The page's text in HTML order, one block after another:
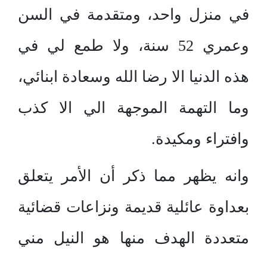
في منزل واحد، ومتقدمة في السن
وعمري 52 سنة، ولا طمع لي في
هذه الدنيا الا رضا الله وسعادة ابنائي،
وما التهمة الموجهة الي الا كذب
وافتراء ومكيدة.
وانه يظهر مما ذكر أن الأمر يتعلق
بعداوة عائلية قديمة ونزاعات قضائية
متعددة الهدف منها هو النيل مني